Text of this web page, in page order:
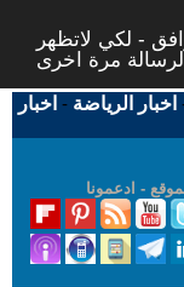
- لكي لاتظهر
اخبار الرياضة - اخبار
- ادعمونا